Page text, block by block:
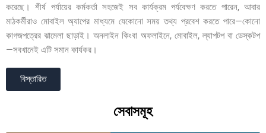
বিস্তারিত
করেছে। শীর্ষ পর্যায়ের কর্মকর্তা সহজেই সব কার্যক্রম পর্যবেক্ষণ করতে পারেন, আবার
মাঠকর্মীরাও মোবাইল অ্যাপের মাধ্যমে যেকোনো সময় তথ্য প্রবেশ করতে পারে—কোনো
কাগজপত্রের ঝামেলা ছাড়াই। অনলাইন কিংবা অফলাইনে, মোবাইল, ল্যাপটপ বা ডেস্কটপ
—সবখানেই এটি সমান কার্যকর।
সেবাসমূহ